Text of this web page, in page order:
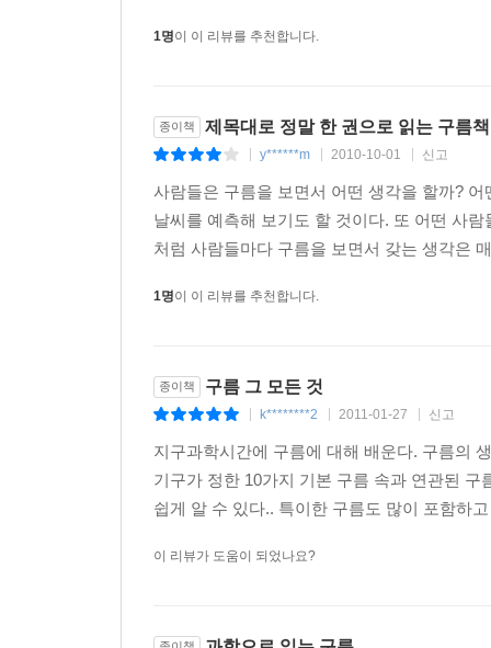
분류되고 재분류되었던 데 반해 구름은 영국 기
만화 『피너츠』에는 라이너스와 찰리가 바닥
발견했다고 말한다.
“아, 그리고 한쪽에는 사도 바울이 서 있어. 찰리, 넌
“거위 떼랑 말들이 지나간다고 말하려 했는데, 방
기본적인 유형으로 분류된다는 것을 간파한 하
층운이라고 이름을 붙였다. 이러한 기본 개념을
_구성과 특징 : 이 책은 구름을 10가지 속(적운,
분류 방식을 채택했다. 바닥이 2킬로미터 이하인
위치한 상층운은 CH1~CH9로 나눠서 표기한다.
매 순간 무슨 일인가 일어나고 있기 때문에 시간
1명이 이 리뷰를 추천합니다.
종이책 제목대로 정말 한 권으로 읽는 구름
y******m 2010-10-01 신고
사람들은 구름을 보면서 어떤 생각을 할까?
날씨를 예측해 보기도 할 것이다. 또 어떤 사
처럼 사람들마다 구름을 보면서 갖는 생각은
1명이 이 리뷰를 추천합니다.
종이책 구름 그 모든 것
k********2 2011-01-27 신고
지구과학시간에 구름에 대해 배운다. 구름의
기구가 정한 10가지 기본 구름 속과 연관된
쉽게 알 수 있다.. 특이한 구름도 많이 포함하
이 리뷰가 도움이 되었나요?